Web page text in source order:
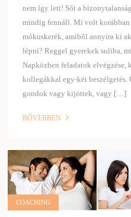
nem így lett! Sőt a
mindig fennáll. Mi volt korábban
mókuskerék, amiből annyira ki
lépni? Reggel gyerekek suliba,
Napközben feladatok elvégzése,
kollegákkal egy-két beszélgetés.
gondok vagy kijöttek, vagy […]
BŐVEBBEN
COACHING